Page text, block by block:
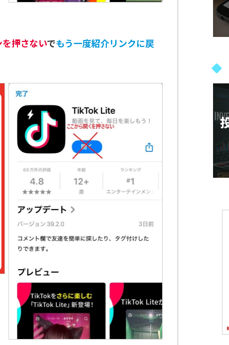
押さないでもう一度紹介リンクに戻